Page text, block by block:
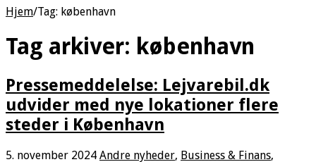
Hjem/Tag: københavn
Tag arkiver: københavn
Pressemeddelelse: Lejvarebil.dk
udvider med nye lokationer flere
steder i København
5. november 2024 Andre nyheder, Business & Finans,